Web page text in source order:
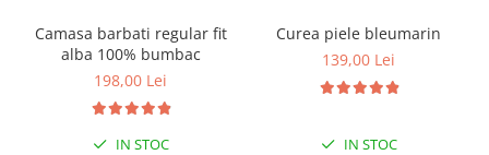
Camasa barbati regular fit
alba 100% bumbac
198,00 Lei
IN STOC
Curea piele bleumarin
139,00 Lei
IN STOC